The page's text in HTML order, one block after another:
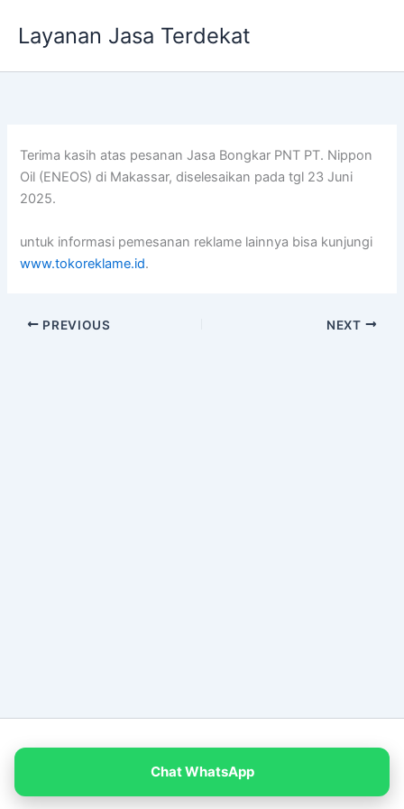
Layanan Jasa Terdekat
Terima kasih atas pesanan Jasa Bongkar PNT PT. Nippon
Oil (ENEOS) di Makassar, diselesaikan pada tgl 23 Juni
2025.
untuk informasi pemesanan reklame lainnya bisa kunjungi
www.tokoreklame.id.
PREVIOUS NEXT
Chat WhatsApp